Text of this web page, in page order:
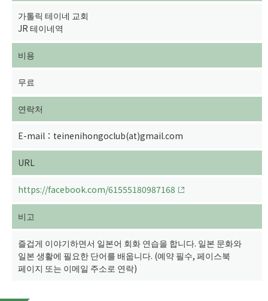
가톨릭 테이네 교회
JR 테이네역
비용
무료
연락처
E-mail：teinenihongoclub(at)gmail.com
URL
https://facebook.com/61555180987168
비고
즐겁게 이야기하면서 일본어 회화 연습을 합니다. 일본 문화와
일본 생활에 필요한 단어를 배웁니다. (예약 필수, 페이스북
페이지 또는 이메일 주소로 연락)